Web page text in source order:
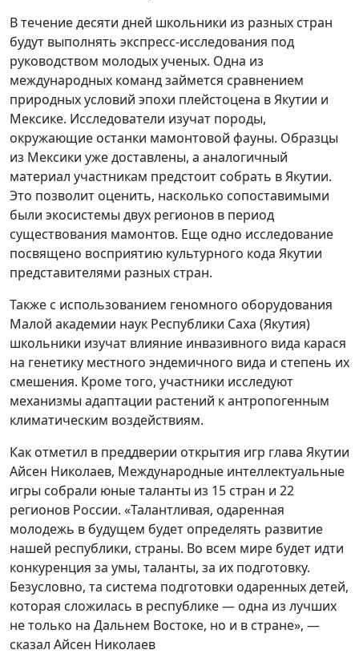
В течение десяти дней школьники из разных стран
будут выполнять экспресс-исследования под
руководством молодых ученых. Одна из
международных команд займется сравнением
природных условий эпохи плейстоцена в Якутии и
Мексике. Исследователи изучат породы,
окружающие останки мамонтовой фауны. Образцы
из Мексики уже доставлены, а аналогичный
материал участникам предстоит собрать в Якутии.
Это позволит оценить, насколько сопоставимыми
были экосистемы двух регионов в период
существования мамонтов. Еще одно исследование
посвящено восприятию культурного кода Якутии
представителями разных стран.
Также с использованием геномного оборудования
Малой академии наук Республики Саха (Якутия)
школьники изучат влияние инвазивного вида карася
на генетику местного эндемичного вида и степень их
смешения. Кроме того, участники исследуют
механизмы адаптации растений к антропогенным
климатическим воздействиям.
Как отметил в преддверии открытия игр глава Якутии
Айсен Николаев, Международные интеллектуальные
игры собрали юные таланты из 15 стран и 22
регионов России. «Талантливая, одаренная
молодежь в будущем будет определять развитие
нашей республики, страны. Во всем мире будет идти
конкуренция за умы, таланты, за их подготовку.
Безусловно, та система подготовки одаренных детей,
которая сложилась в республике — одна из лучших
не только на Дальнем Востоке, но и в стране», —
сказал Айсен Николаев